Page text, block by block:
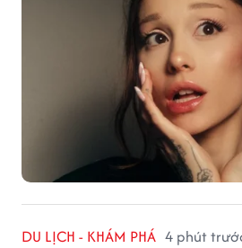
DU LỊCH - KHÁM PHÁ 4 phút